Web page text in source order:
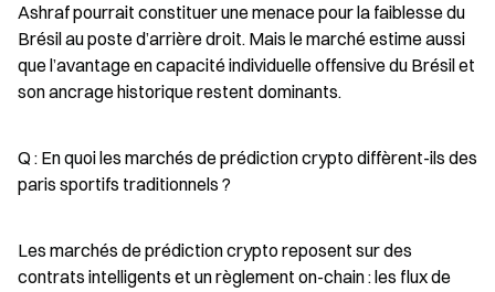
Ashraf pourrait constituer une menace pour la faiblesse du
Brésil au poste d’arrière droit. Mais le marché estime aussi
que l’avantage en capacité individuelle offensive du Brésil et
son ancrage historique restent dominants.
Q : En quoi les marchés de prédiction crypto diffèrent-ils des
paris sportifs traditionnels ?
Les marchés de prédiction crypto reposent sur des
contrats intelligents et un règlement on-chain : les flux de